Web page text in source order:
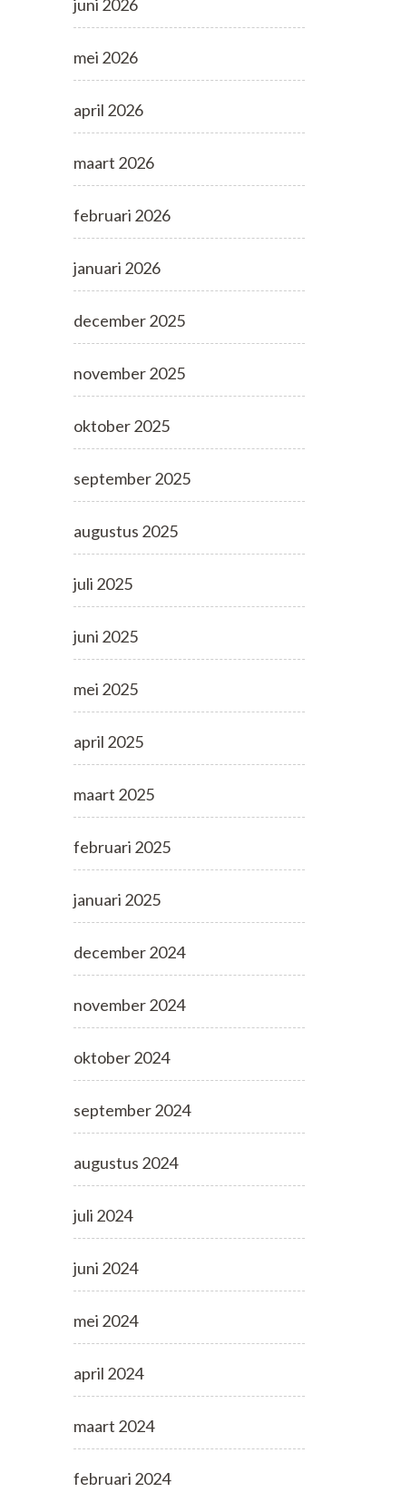
juni 2026
mei 2026
april 2026
maart 2026
februari 2026
januari 2026
december 2025
november 2025
oktober 2025
september 2025
augustus 2025
juli 2025
juni 2025
mei 2025
april 2025
maart 2025
februari 2025
januari 2025
december 2024
november 2024
oktober 2024
september 2024
augustus 2024
juli 2024
juni 2024
mei 2024
april 2024
maart 2024
februari 2024